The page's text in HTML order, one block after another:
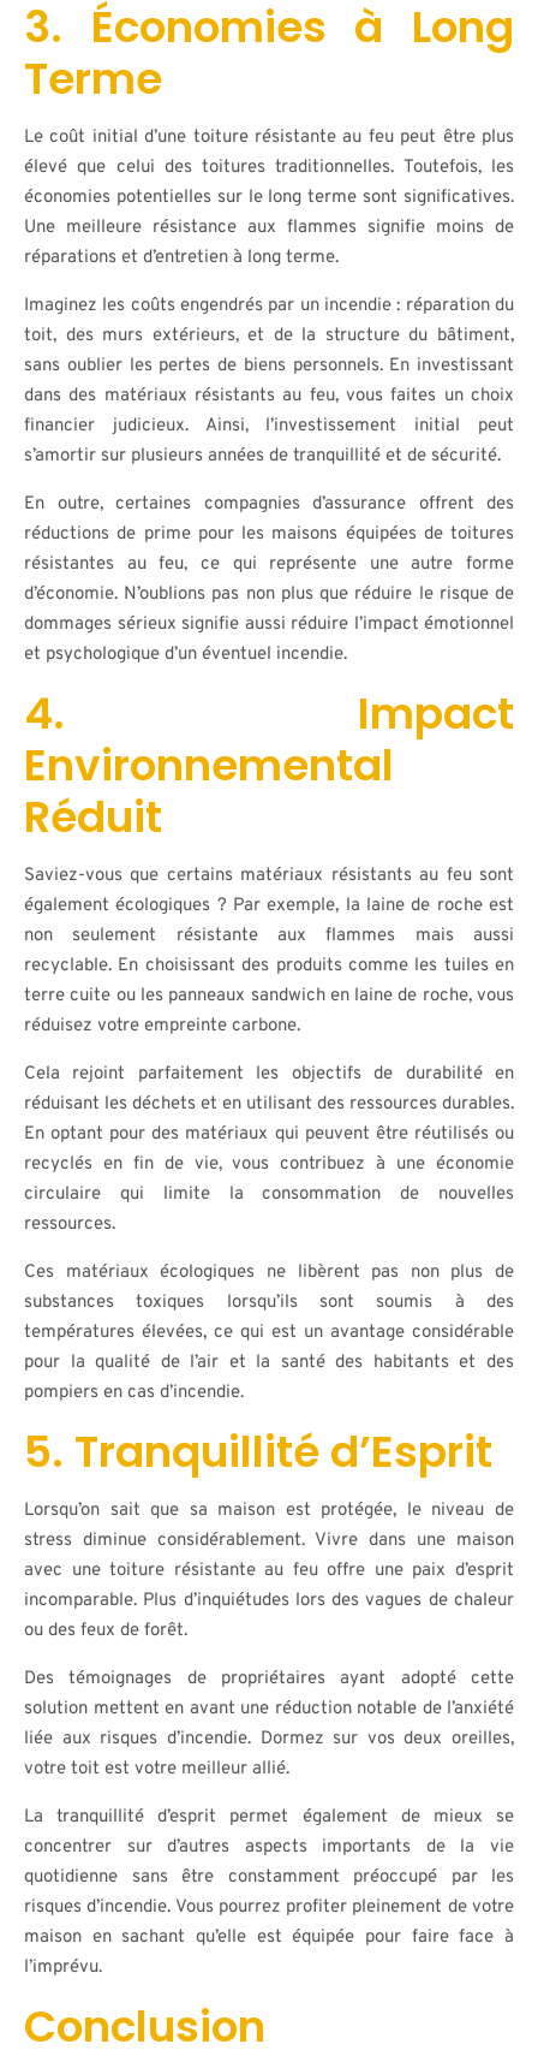
3. Économies à Long
Terme
Le coût initial d’une toiture résistante au feu peut être plus
élevé que celui des toitures traditionnelles. Toutefois, les
économies potentielles sur le long terme sont significatives.
Une meilleure résistance aux flammes signifie moins de
réparations et d’entretien à long terme.
Imaginez les coûts engendrés par un incendie : réparation du
toit, des murs extérieurs, et de la structure du bâtiment,
sans oublier les pertes de biens personnels. En investissant
dans des matériaux résistants au feu, vous faites un choix
financier judicieux. Ainsi, l’investissement initial peut
s’amortir sur plusieurs années de tranquillité et de sécurité.
En outre, certaines compagnies d’assurance offrent des
réductions de prime pour les maisons équipées de toitures
résistantes au feu, ce qui représente une autre forme
d’économie. N’oublions pas non plus que réduire le risque de
dommages sérieux signifie aussi réduire l’impact émotionnel
et psychologique d’un éventuel incendie.
4. Impact
Environnemental
Réduit
Saviez-vous que certains matériaux résistants au feu sont
également écologiques ? Par exemple, la laine de roche est
non seulement résistante aux flammes mais aussi
recyclable. En choisissant des produits comme les tuiles en
terre cuite ou les panneaux sandwich en laine de roche, vous
réduisez votre empreinte carbone.
Cela rejoint parfaitement les objectifs de durabilité en
réduisant les déchets et en utilisant des ressources durables.
En optant pour des matériaux qui peuvent être réutilisés ou
recyclés en fin de vie, vous contribuez à une économie
circulaire qui limite la consommation de nouvelles
ressources.
Ces matériaux écologiques ne libèrent pas non plus de
substances toxiques lorsqu’ils sont soumis à des
températures élevées, ce qui est un avantage considérable
pour la qualité de l’air et la santé des habitants et des
pompiers en cas d’incendie.
5. Tranquillité d’Esprit
Lorsqu’on sait que sa maison est protégée, le niveau de
stress diminue considérablement. Vivre dans une maison
avec une toiture résistante au feu offre une paix d’esprit
incomparable. Plus d’inquiétudes lors des vagues de chaleur
ou des feux de forêt.
Des témoignages de propriétaires ayant adopté cette
solution mettent en avant une réduction notable de l’anxiété
liée aux risques d’incendie. Dormez sur vos deux oreilles,
votre toit est votre meilleur allié.
La tranquillité d’esprit permet également de mieux se
concentrer sur d’autres aspects importants de la vie
quotidienne sans être constamment préoccupé par les
risques d’incendie. Vous pourrez profiter pleinement de votre
maison en sachant qu’elle est équipée pour faire face à
l’imprévu.
Conclusion